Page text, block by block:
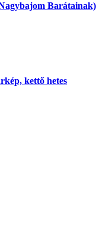
Barátainak)
kettő hetes